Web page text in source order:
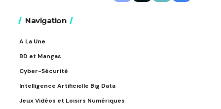
Navigation
A La Une
BD et Mangas
Cyber-Sécurité
Intelligence Artificielle Big Data
Jeux Vidéos et Loisirs Numériques